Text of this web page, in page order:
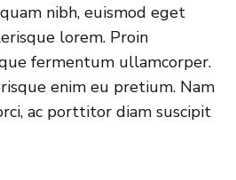
nibh, euismod eget
lorem. Proin
fermentum ullamcorper.
enim eu pretium. Nam
ac porttitor diam suscipit